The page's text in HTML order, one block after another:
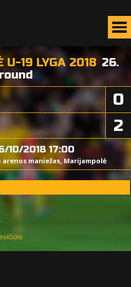
U-19 LYGA 2018 26.
round
0
2
10/2018 17:00
maniežas, Marijampolė